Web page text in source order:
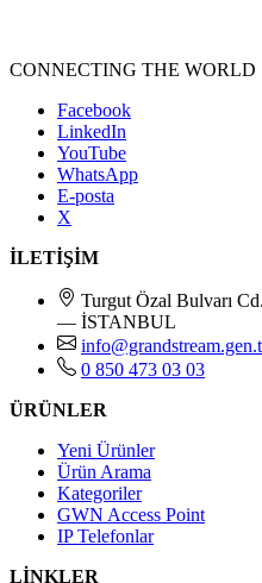
CONNECTING THE WORLD
Facebook
LinkedIn
YouTube
WhatsApp
E-posta
X
İLETİŞİM
Turgut Özal Bulvarı
— İSTANBUL
0 850 473 03 03
ÜRÜNLER
Yeni Ürünler
Ürün Arama
Kategoriler
GWN Access Point
IP Telefonlar
LİNKLER